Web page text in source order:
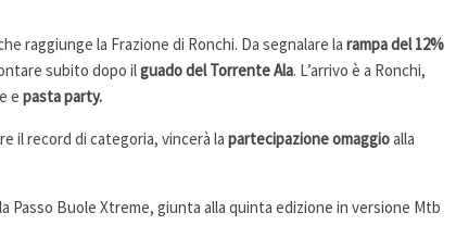
raggiunge la Frazione di Ronchi. Da segnalare la rampa del 12%
subito dopo ilguado del Torrente Ala. L’arrivo è a Ronchi,
e pasta party.
il record di categoria, vincerà la partecipazione omaggioalla
Passo Buole Xtreme, giunta alla quinta edizione in versione Mtb